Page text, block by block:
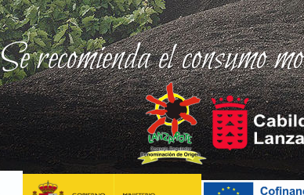
Se recomienda el consumo